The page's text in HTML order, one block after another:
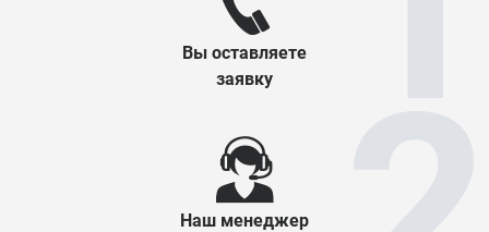
Вы оставляете
заявку
Наш менеджер